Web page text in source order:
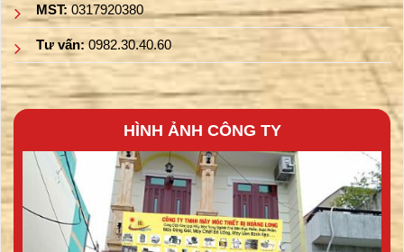
MST:0317920380
Tư vấn:0982.30.40.60
HÌNH ẢNH CÔNG TY